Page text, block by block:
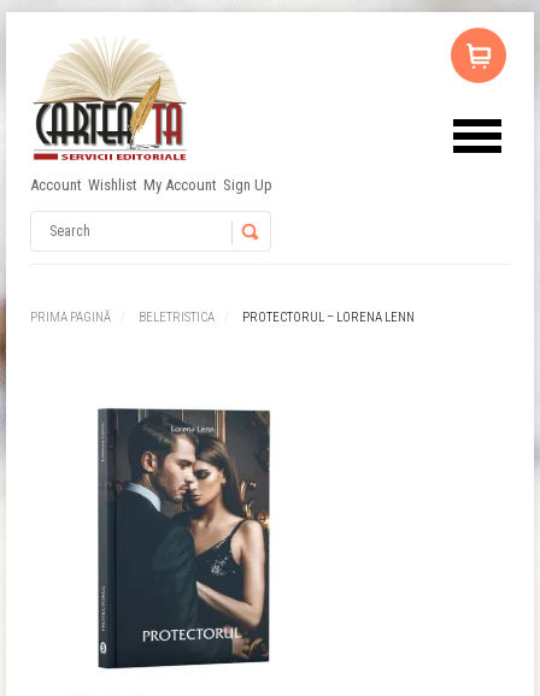
Account Wishlist My Account Sign Up
PRIMA PAGINĂ BELETRISTICA PROTECTORUL – LORENA LENN
Nu ai niciun produs în coș.